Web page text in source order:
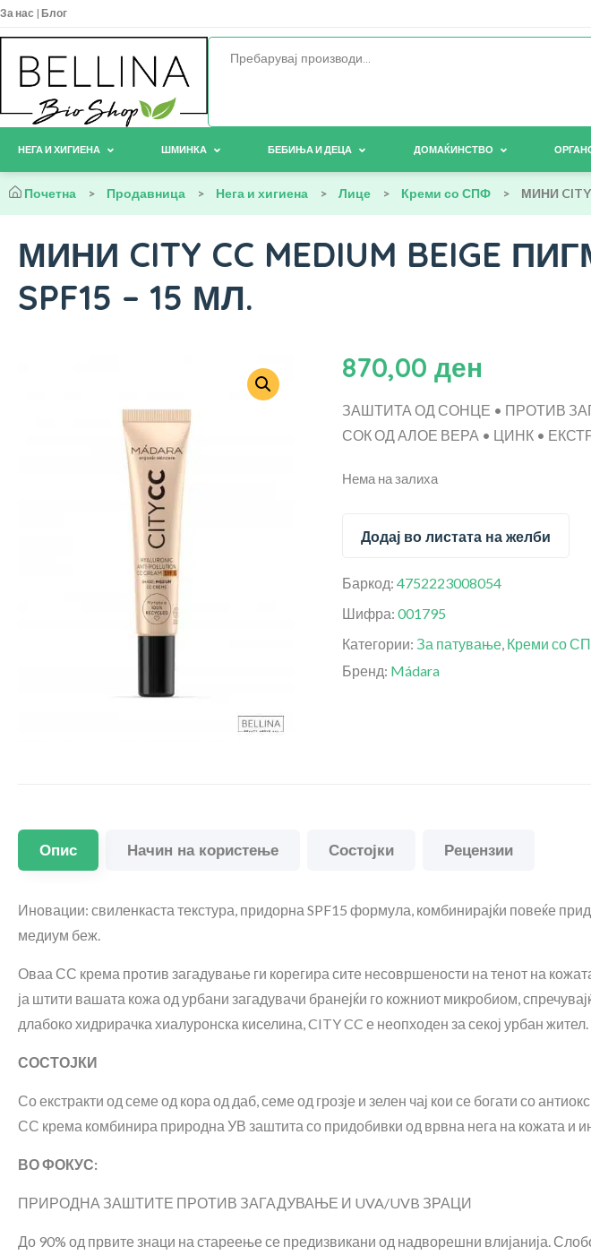
За нас | Блог
НЕГА И ХИГИЕНА ШМИНКА БЕБИЊА И ДЕЦА ДОМАЌИНСТВО
Почетна > Продавница > Нега и хигиена > Лице > Креми со СПФ > МИНИ
МИНИ CITY CC MEDIUM BEIGE
SPF15 – 15 МЛ.
870,00 ден
ЗАШТИТА ОД СОНЦЕ • ПРОТИВ
СОК ОД АЛОЕ ВЕРА • ЦИНК •
Нема на залиха
Додај во листата на желби
Баркод: 4752223008054
Шифра: 001795
Категории: За патување, Креми со
Бренд: Mádara
Опис Начин на користење Состојки Рецензии
Иновации: свиленкаста текстура, придорна SPF15 формула, комбинирајќи повеќе
медиум беж.
Оваа СС крема против загадување ги корегира сите несовршености на тенот на
ја штити вашата кожа од урбани загадувачи бранејќи го кожниот микробиом,
длабоко хидрирачка хиалуронска киселина, CITY CC е неопходен за секој урбан жител.
СОСТОЈКИ
Со екстракти од семе од кора од даб, семе од грозје и зелен чај кои се богати со
СС крема комбинира природна УВ заштита со придобивки од врвна нега на кожата и
ВО ФОКУС:
ПРИРОДНА ЗАШТИТЕ ПРОТИВ ЗАГАДУВАЊЕ И UVA/UVB ЗРАЦИ
До 90% од првите знаци на стареење се предизвикани од надворешни влијанија.